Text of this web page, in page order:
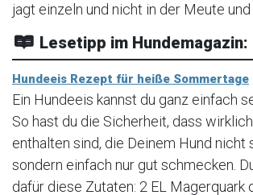
jagt einzeln und nicht in der Meute und
Lesetipp im Hundemagazin:
Hundeeis Rezept für heiße Sommertage
Ein Hundeeis kannst du ganz einfach
So hast du die Sicherheit, dass
enthalten sind, die Deinem Hund nicht
sondern einfach nur gut schmecken.
dafür diese Zutaten: 2 EL Magerquark